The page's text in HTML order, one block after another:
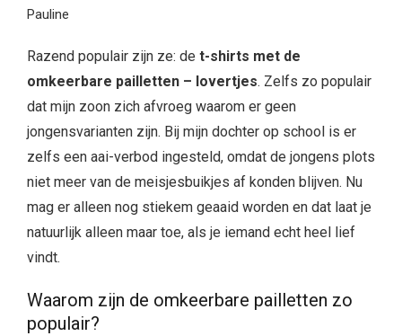
Pauline
Razend populair zijn ze: de t-shirts met de
omkeerbare pailletten – lovertjes. Zelfs zo populair
dat mijn zoon zich afvroeg waarom er geen
jongensvarianten zijn. Bij mijn dochter op school is er
zelfs een aai-verbod ingesteld, omdat de jongens plots
niet meer van de meisjesbuikjes af konden blijven. Nu
mag er alleen nog stiekem geaaid worden en dat laat je
natuurlijk alleen maar toe, als je iemand echt heel lief
vindt.
Waarom zijn de omkeerbare pailletten zo
populair?